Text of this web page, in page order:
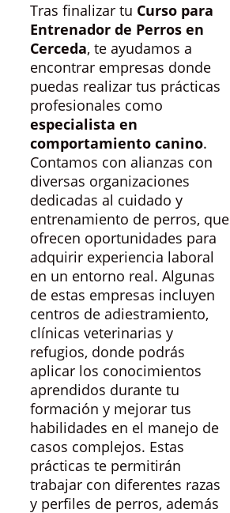
Tras finalizar tu Curso para
Entrenador de Perros en
Cerceda, te ayudamos a
encontrar empresas donde
puedas realizar tus prácticas
profesionales como
especialista en
comportamiento canino.
Contamos con alianzas con
diversas organizaciones
dedicadas al cuidado y
entrenamiento de perros, que
ofrecen oportunidades para
adquirir experiencia laboral
en un entorno real. Algunas
de estas empresas incluyen
centros de adiestramiento,
clínicas veterinarias y
refugios, donde podrás
aplicar los conocimientos
aprendidos durante tu
formación y mejorar tus
habilidades en el manejo de
casos complejos. Estas
prácticas te permitirán
trabajar con diferentes razas
y perfiles de perros, además